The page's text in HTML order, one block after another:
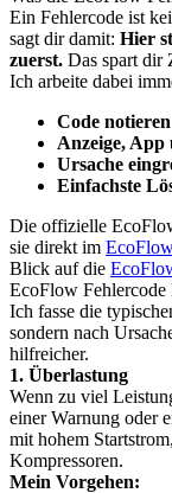
Ein Fehlercode ist
sagt dir damit: Hier
zuerst. Das spart dir
Ich arbeite dabei
Code notieren
Anzeige, App
Ursache
Einfachste
Die offizielle
sie direkt im
Blick auf die
EcoFlow Fehlercode
Ich fasse die
sondern nach
hilfreicher.
1. Überlastung
Wenn zu viel
einer Warnung oder
mit hohem
Kompressoren.
Mein Vorgehen: